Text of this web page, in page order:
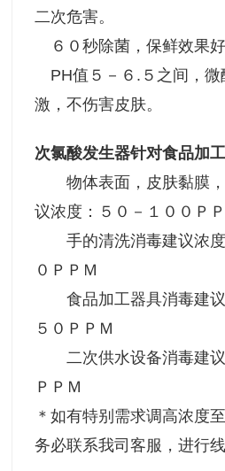
二次危害。
６０秒除菌，保鲜效果好
PH值５－６.５之间，微
激，不伤害皮肤。
次氯酸发生器针对食品加
物体表面，皮肤黏膜，
议浓度：５０－１００Ｐ
手的清洗消毒建议浓
０ＰＰＭ
食品加工器具消毒建议
５０ＰＰＭ
二次供水设备消毒建议
ＰＰＭ
＊如有特别需求调高浓度
务必联系我司客服，进行